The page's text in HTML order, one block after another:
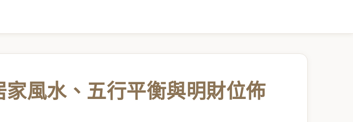
風水、五行平衡與明財位佈